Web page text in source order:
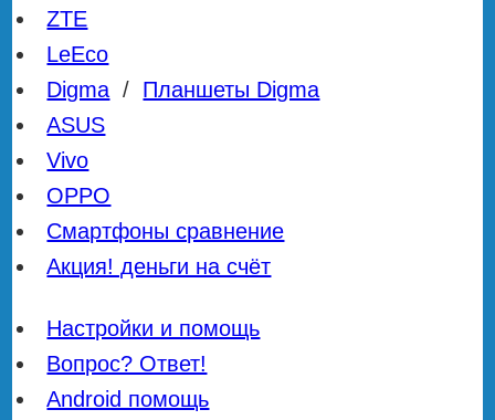
ZTE
LeEco
Digma / Планшеты Digma
ASUS
Vivo
OPPO
Смартфоны сравнение
Акция! деньги на счёт
Настройки и помощь
Вопрос? Ответ!
Android помощь